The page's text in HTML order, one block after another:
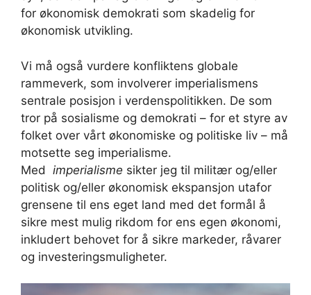
for økonomisk demokrati som skadelig for
økonomisk utvikling.
Vi må også vurdere konfliktens globale
rammeverk, som involverer imperialismens
sentrale posisjon i verdenspolitikken. De som
tror på sosialisme og demokrati – for et styre av
folket over vårt økonomiske og politiske liv – må
motsette seg imperialisme.
Med imperialisme sikter jeg til militær og/eller
politisk og/eller økonomisk ekspansjon utafor
grensene til ens eget land med det formål å
sikre mest mulig rikdom for ens egen økonomi,
inkludert behovet for å sikre markeder, råvarer
og investeringsmuligheter.